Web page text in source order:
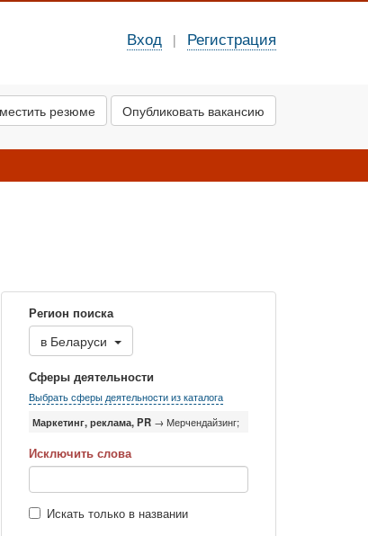
Вход | Регистрация
резюме Опубликовать вакансию
Регион поиска
в Беларуси
Сферы деятельности
Выбрать сферы деятельности из каталога
Маркетинг, реклама, PR → Мерчендайзинг;
Исключить слова
Искать только в названии